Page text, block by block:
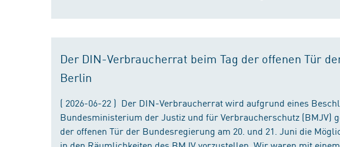
Der DIN-Verbraucherrat beim Tag der offenen Tür
Berlin
( 2026-06-22 ) Der DIN-Verbraucherrat wird aufgrund eines
Bundesministerium der Justiz und für Verbraucherschutz (BMJV)
der offenen Tür der Bundesregierung am 20. und 21. Juni die